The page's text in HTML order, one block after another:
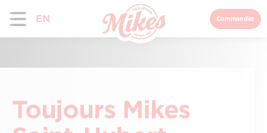
EN Commandez
Toujours Mikes